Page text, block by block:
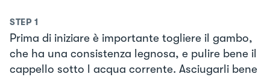
STEP 1
Prima di iniziare è importante togliere il gambo,
che ha una consistenza legnosa, e pulire bene il
cappello sotto l acqua corrente. Asciugarli bene